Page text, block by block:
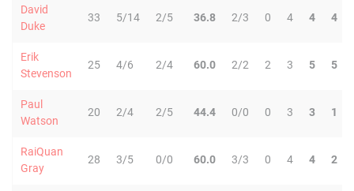
David
Duke
33 5/14 2/5 36.8 2/3 0 4 4 4
Erik
Stevenson
25 4/6 2/4 60.0 2/2 2 3 5 5
Paul
Watson
20 2/4 2/5 44.4 0/0 0 3 3 1
RaiQuan
Gray
28 3/5 0/0 60.0 3/3 0 4 4 2